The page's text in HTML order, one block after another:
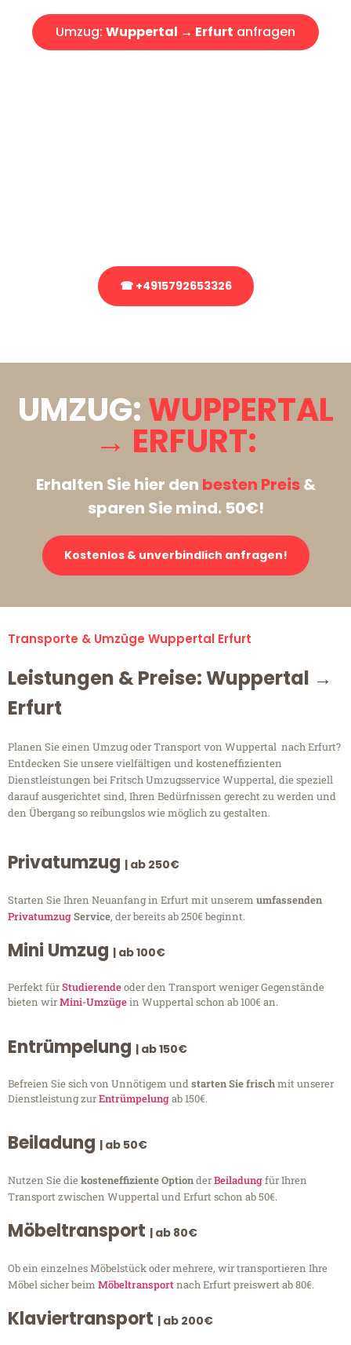
Umzug: Wuppertal → Erfurt anfragen
☎ +4915792653326
UMZUG:WUPPERTAL
→ ERFURT:
Erhalten Sie hier den besten Preis&
sparen Sie mind. 50€!
Kostenlos & unverbindlich anfragen!
Transporte & Umzüge Wuppertal Erfurt
Leistungen & Preise: Wuppertal →
Erfurt
Planen Sie einen Umzug oder Transport von Wuppertal nach Erfurt?
Entdecken Sie unsere vielfältigen und kosteneffizienten
Dienstleistungen bei Fritsch Umzugsservice Wuppertal, die speziell
darauf ausgerichtet sind, Ihren Bedürfnissen gerecht zu werden und
den Übergang so reibungslos wie möglich zu gestalten.
Privatumzug | ab 250€
Starten Sie Ihren Neuanfang in Erfurt mit unserem umfassenden
PrivatumzugService, der bereits ab 250€ beginnt.
Mini Umzug | ab 100€
Perfekt fürStudierendeoder den Transport weniger Gegenstände
bieten wirMini-Umzügein Wuppertal schon ab 100€ an.
Entrümpelung | ab 150€
Befreien Sie sich von Unnötigem undstarten Sie frischmit unserer
Dienstleistung zurEntrümpelungab 150€.
Beiladung | ab 50€
Nutzen Sie diekosteneffiziente OptionderBeiladungfür Ihren
Transport zwischen Wuppertal und Erfurt schon ab 50€.
Möbeltransport | ab 80€
Ob ein einzelnes Möbelstück oder mehrere, wir transportieren Ihre
Möbel sicher beim Möbeltransportnach Erfurt preiswert ab 80€.
Klaviertransport | ab 200€